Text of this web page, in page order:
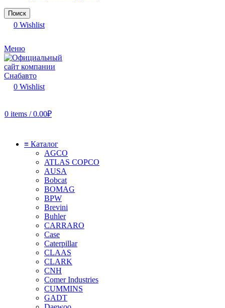
Поиск
0 Wishlist
Меню
0 Wishlist
0 items / 0.00₽
≡ Каталог
AGCO
ATLAS COPCO
AUSA
Bobcat
BOMAG
BPW
Brevini
Buhler
CARRARO
Case
Caterpillar
CLAAS
CLARK
CNH
Comer Industries
CUMMINS
GADT